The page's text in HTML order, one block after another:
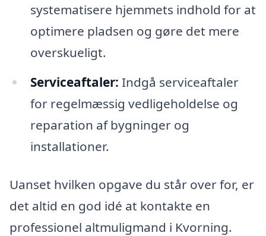
systematisere hjemmets indhold for at
optimere pladsen og gøre det mere
overskueligt.
Serviceaftaler: Indgå serviceaftaler
for regelmæssig vedligeholdelse og
reparation af bygninger og
installationer.
Uanset hvilken opgave du står over for, er
det altid en god idé at kontakte en
professionel altmuligmand i Kvorning.